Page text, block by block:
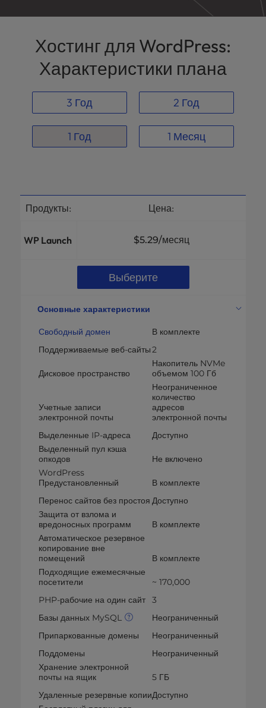
Хостинг для WordPress:
Характеристики плана
3 Год 2 Год
1 Год 1 Месяц
Продукты: Цена:
WP Launch $5.29/месяц
Выберите
Основные характеристики
Свободный домен
В комплекте
Поддерживаемые веб-сайты2
Дисковое пространство
Накопитель NVMe
объемом 100 Гб
Учетные записи
электронной почты
Неограниченное
количество
адресов
электронной почты
Выделенные IP-адреса
Доступно
Выделенный пул кэша
опкодов
Не включено
WordPress
Предустановленный
В комплекте
Перенос сайтов без простоя Доступно
Защита от взлома и
вредоносных программ
В комплекте
Автоматическое резервное
копирование вне
помещений
В комплекте
Подходящие ежемесячные
посетители
~ 170,000
PHP-рабочие на один сайт
3
Базы данных MySQL
Неограниченный
Припаркованные домены
Неограниченный
Поддомены
Неограниченный
Хранение электронной
почты на ящик
5 ГБ
Удаленные резервные копииДоступно